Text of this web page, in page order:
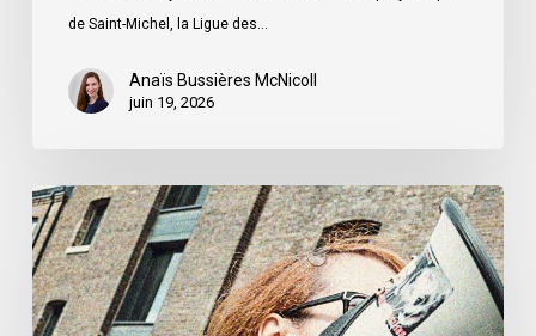
ministre
Québec
de Saint-Michel, la Ligue des…
Anaïs Bussières McNicoll
juin 19, 2026
L’ACLC
se
joint
à
la